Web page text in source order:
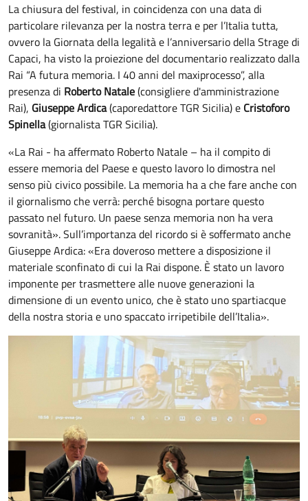
La chiusura del festival, in coincidenza con una data di
particolare rilevanza per la nostra terra e per l’Italia tutta,
ovvero la Giornata della legalità e l’anniversario della Strage di
Capaci, ha visto la proiezione del documentario realizzato dalla
Rai “A futura memoria. I 40 anni del maxiprocesso”, alla
presenza di Roberto Natale(consigliere d'amministrazione
Rai), Giuseppe Ardica(caporedattore TGR Sicilia) e Cristoforo
Spinella(giornalista TGR Sicilia).
«La Rai - ha affermato Roberto Natale – ha il compito di
essere memoria del Paese e questo lavoro lo dimostra nel
senso più civico possibile. La memoria ha a che fare anche con
il giornalismo che verrà: perché bisogna portare questo
passato nel futuro. Un paese senza memoria non ha vera
sovranità». Sull’importanza del ricordo si è soffermato anche
Giuseppe Ardica: «Era doveroso mettere a disposizione il
materiale sconfinato di cui la Rai dispone. È stato un lavoro
imponente per trasmettere alle nuove generazioni la
dimensione di un evento unico, che è stato uno spartiacque
della nostra storia e uno spaccato irripetibile dell’Italia».